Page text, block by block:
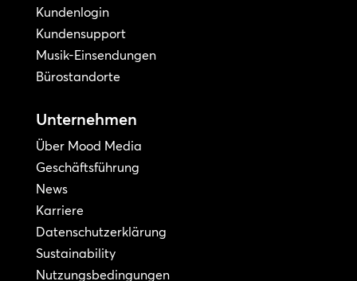
Kundenlogin
Kundensupport
Musik-Einsendungen
Bürostandorte
Unternehmen
Über Mood Media
Geschäftsführung
News
Karriere
Datenschutzerklärung
Sustainability
Nutzungsbedingungen